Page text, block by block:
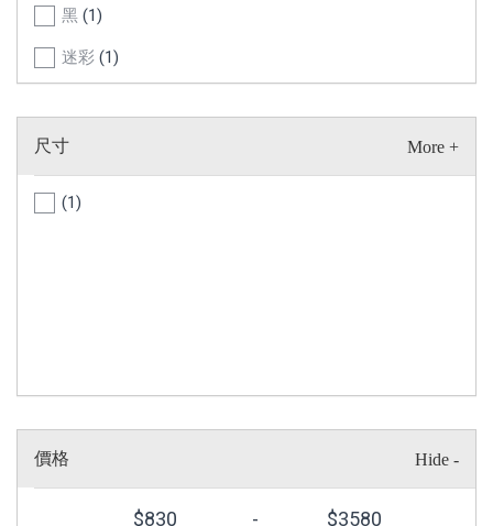
黑 (1)
迷彩 (1)
尺寸
(1)
價格
$830 - $3580